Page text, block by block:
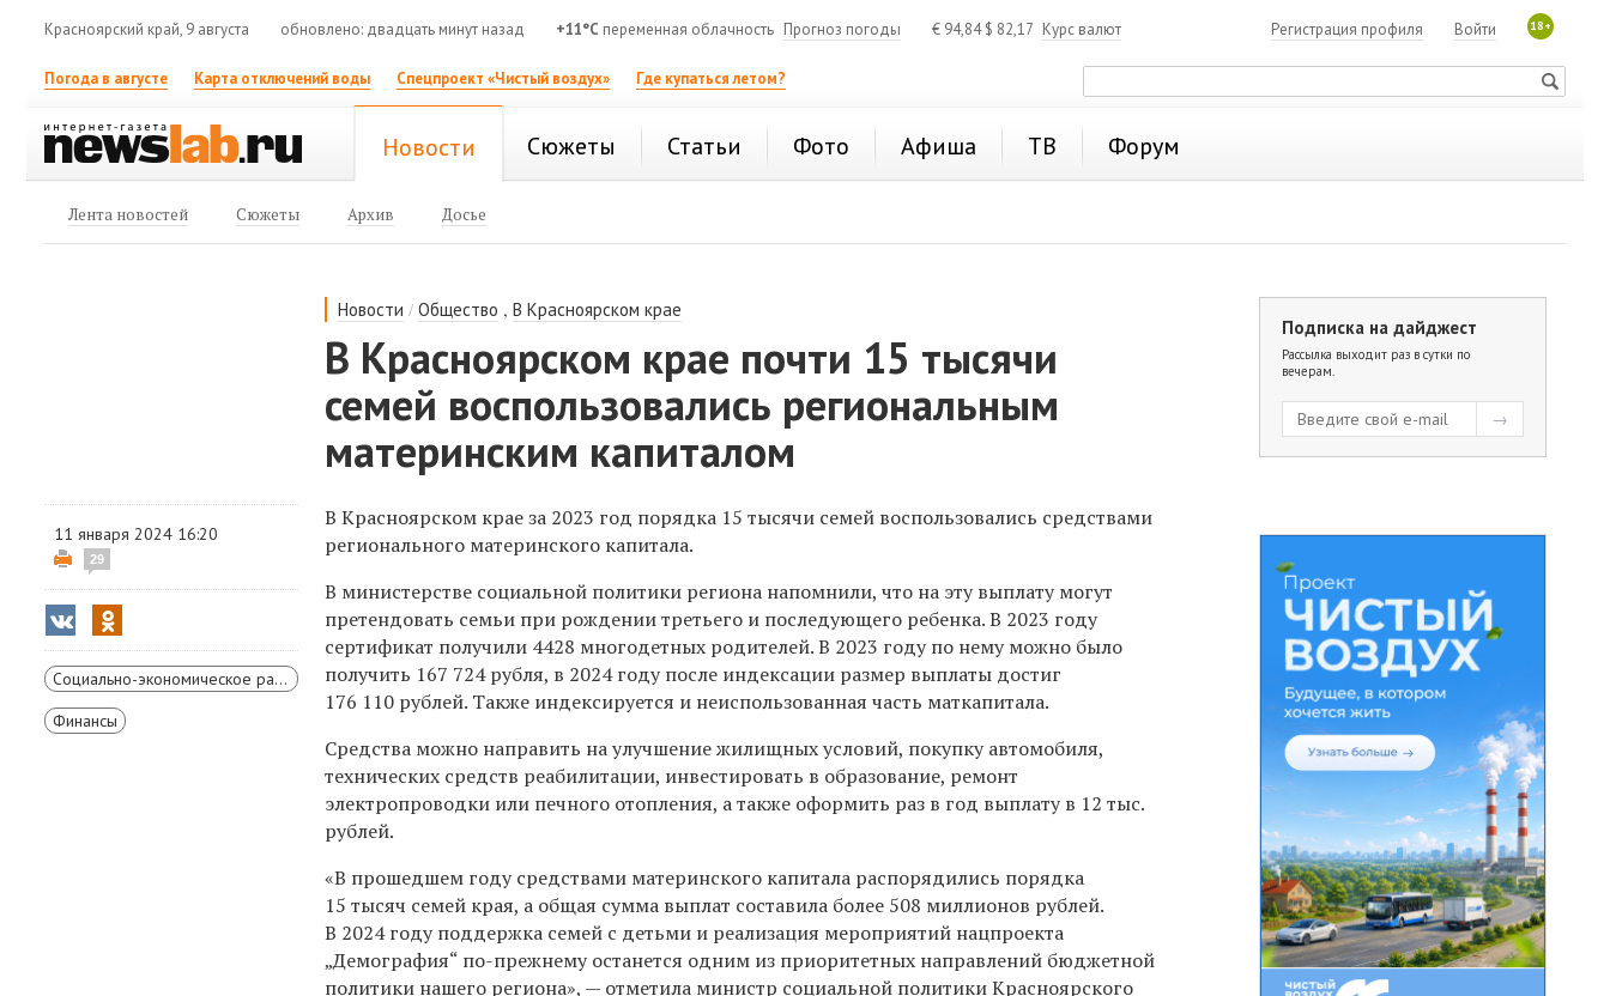
Красноярский край, 9 августа обновлено: двадцать минут назад +11°C переменная облачность Прогноз погоды € 94,84$ 82,17 Курс валют 18+
Войти
Регистрация профиля
Погода в августе Карта отключений воды Спецпроект «Чистый воздух» Где купаться летом?
Новости Сюжеты Статьи Фото Афиша ТВ Форум
Лента новостей Сюжеты Архив Досье
Новости /Общество ,В Красноярском крае
В Красноярском крае почти 15 тысячи
семей воспользовались региональным
материнским капиталом
11 января 2024 16:20
29
Социально-экономическое развитие Красноярского края
Финансы
В Красноярском крае за 2023 год порядка 15 тысячи семей воспользовались средствами
регионального материнского капитала.
В министерстве социальной политики региона напомнили, что на эту выплату могут
претендовать семьи при рождении третьего и последующего ребенка. В 2023 году
сертификат получили 4428 многодетных родителей. В 2023 году по нему можно было
получить 167 724 рубля, в 2024 году после индексации размер выплаты достиг
176 110 рублей. Также индексируется и неиспользованная часть маткапитала.
Средства можно направить на улучшение жилищных условий, покупку автомобиля,
технических средств реабилитации, инвестировать в образование, ремонт
электропроводки или печного отопления, а также оформить раз в год выплату в 12 тыс.
рублей.
«В прошедшем году средствами материнского капитала распорядились порядка
15 тысяч семей края, а общая сумма выплат составила более 508 миллионов рублей.
В 2024 году поддержка семей с детьми и реализация мероприятий нацпроекта
„Демография“ по-прежнему останется одним из приоритетных направлений бюджетной
политики нашего региона», — отметила министр социальной политики Красноярского
Подписка на дайджест
Рассылка выходит раз в сутки по
вечерам.